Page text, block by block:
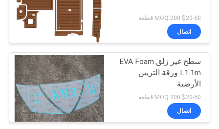
جودة
اتصل
أخبار
ورقة خشب الساج إيفا
رغوة
19
$20-50 MOQ:200 قطعة
اتصال
سطح غير زلق EVA Foam
L1.1m ورقة التزيين
الأرضية
$20-50 MOQ:200 قطعة
اتصال